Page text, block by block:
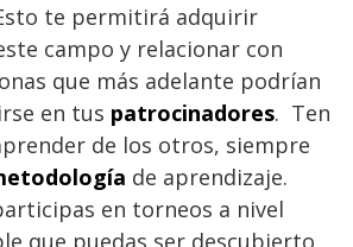
te permitirá adquirir
campo y relacionar con
que más adelante podrían
en tus patrocinadores. Ten
de los otros, siempre
de aprendizaje.
en torneos a nivel
que puedas ser descubierto